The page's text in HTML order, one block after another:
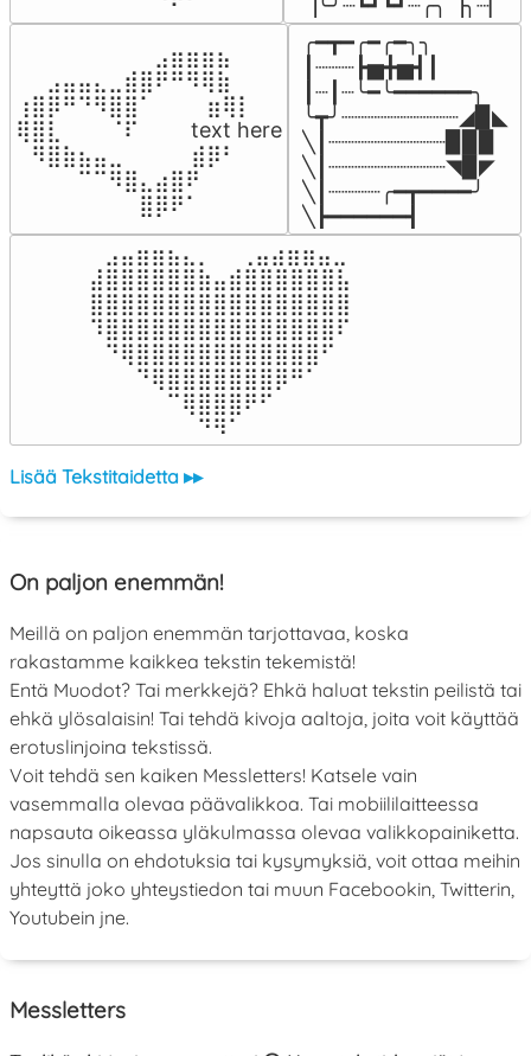
▕╰╯┈┗┛┗┛┈╭╮▕╮┈▏
⠀⠀⠀⠀⠀⠀⠀⠀⠀⣠⣶⣶⣶⣦⠀⠀
⠀⠀⣠⣤⣤⣄⣀⣾⣿⠟⠛⠻⢿⣷⠀
⢰⣿⡿⠛⠙⠻⣿⣿⠁⠀⠀ ⠀⣶⢿⡇
⢿⣿⣇⠀⠀⠀⠈⠏⠀⠀⠀ text here
⠀⠻⣿⣷⣦⣤⣀⠀⠀⠀ ⠀⣾⡿⠃⠀
⠀⠀⠀⠀⠉⠉⠻⣿⣄⣴⣿⠟⠀⠀⠀
⠀⠀⠀⠀⠀⠀⠀⠀⣿⡿⠟⠁⠀⠀⠀
╭━┳━╭━╭━╮╮
┃┈┈┈┣▅╋▅┫┃
┃┈┃┈╰━╰━━━━━━╮
╰┳╯┈┈┈┈┈┈┈┈┈◢▉◣
╲┃┈┈┈┈┈┈┈┈┈▉▉▉
╲┃┈┈┈┈┈┈┈┈┈◥▉◤
╲┃┈┈┈┈╭━┳━━━━╯
╲┣━━━━━━┫﻿
⠀⣠⣤⣶⣶⣦⣄⡀  ⠀⢀⣤⣴⣶⣶⣤⣀⠀
⣼⣿⣿⣿⣿⣿⣿⣷⣤⣾⣿⣿⣿⣿⣿⣿⣧
⣿⣿⣿⣿⣿⣿⣿⣿⣿⣿⣿⣿⣿⣿⣿⣿⣿
⠹⣿⣿⣿⣿⣿⣿⣿⣿⣿⣿⣿⣿⣿⣿⣿⠏
⠀⠙⢿⣿⣿⣿⣿⣿⣿⣿⣿⣿⣿⣿⣿⠋⠀
⠀⠀⠀⠙⢿⣿⣿⣿⣿⣿⣿⣿⡿⠛⠁⠀⠀
⠀⠀⠀⠀⠀⠉⢿⣿⣿⣿⠟⠋⠀⠀⠀⠀⠀
⠀⠀⠀⠀⠀⠀⠀⠙⠻⠁⠀⠀⠀⠀⠀⠀⠀⠀⠀⠀⠀⠀⠀
Lisää Tekstitaidetta ▸▸
On paljon enemmän!
Meillä on paljon enemmän tarjottavaa, koska
rakastamme kaikkea tekstin tekemistä!
Entä Muodot? Tai merkkejä? Ehkä haluat tekstin peilistä tai
ehkä ylösalaisin! Tai tehdä kivoja aaltoja, joita voit käyttää
erotuslinjoina tekstissä.
Voit tehdä sen kaiken Messletters! Katsele vain
vasemmalla olevaa päävalikkoa. Tai mobiililaitteessa
napsauta oikeassa yläkulmassa olevaa valikkopainiketta.
Jos sinulla on ehdotuksia tai kysymyksiä, voit ottaa meihin
yhteyttä joko yhteystiedon tai muun Facebookin, Twitterin,
Youtubein jne.
Messletters